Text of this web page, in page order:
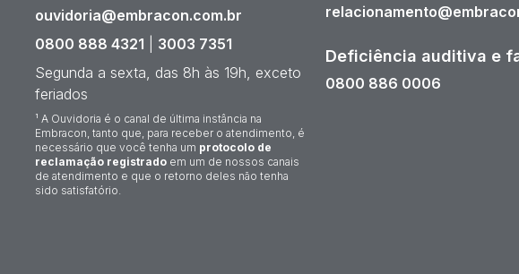
ouvidoria@embracon.com.br
0800 888 4321
3003 7351
Segunda a sexta, das 8h às 19h, exceto
feriados
¹ A Ouvidoria é o canal de última instância na
Embracon, tanto que, para receber o atendimento, é
necessário que você tenha um protocolo de
reclamação registrado em um de nossos canais
de atendimento e que o retorno deles não tenha
sido satisfatório.
Deficiência auditiva e
0800 886 0006